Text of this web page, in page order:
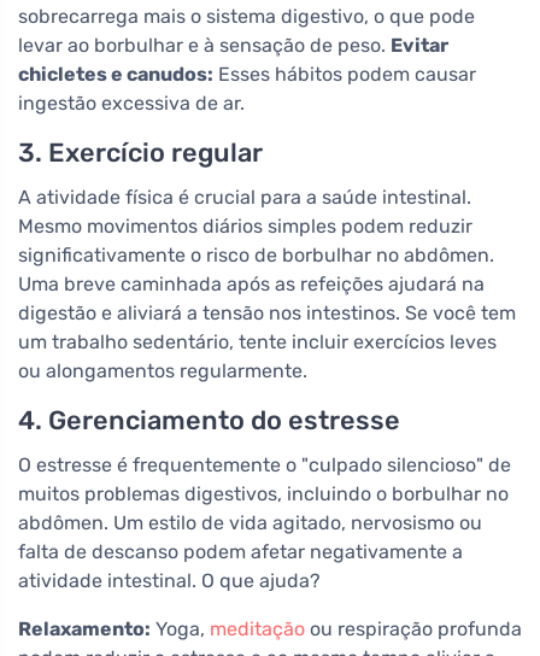
sobrecarrega mais o sistema digestivo, o que pode
levar ao borbulhar e à sensação de peso. Evitar
chicletes e canudos: Esses hábitos podem causar
ingestão excessiva de ar.
3. Exercício regular
A atividade física é crucial para a saúde intestinal.
Mesmo movimentos diários simples podem reduzir
significativamente o risco de borbulhar no abdômen.
Uma breve caminhada após as refeições ajudará na
digestão e aliviará a tensão nos intestinos. Se você tem
um trabalho sedentário, tente incluir exercícios leves
ou alongamentos regularmente.
4. Gerenciamento do estresse
O estresse é frequentemente o "culpado silencioso" de
muitos problemas digestivos, incluindo o borbulhar no
abdômen. Um estilo de vida agitado, nervosismo ou
falta de descanso podem afetar negativamente a
atividade intestinal. O que ajuda?
Relaxamento: Yoga, meditação ou respiração profunda